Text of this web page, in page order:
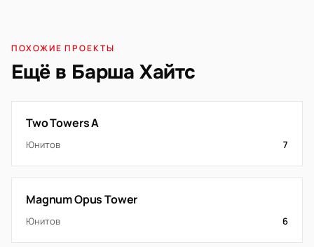
ПОХОЖИЕ ПРОЕКТЫ
Ещё в Барша Хайтс
Two Towers A
Юнитов 7
Magnum Opus Tower
Юнитов 6